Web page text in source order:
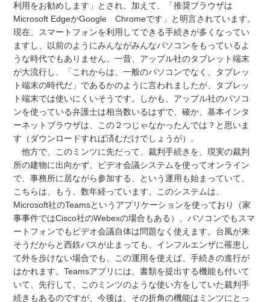
利用をお勧めします」とされ、加えて、「推奨ブラウザは
Microsoft EdgeかGoogle Chromeです」と明言されています。
現在、スマートフォンを利用してできる手続きが多くなってい
ますし、以前のようにみんながみんなパソコンをもっているよ
うな時代でもありません。一昔、アップル社のタブレット端末
が大流行し、「これからは、一般のパソコンでなく、タブレッ
ト端末の時代だ」であるかのように言われましたが、タブレッ
ト端末では使いにくいそうです。しかも、アップル社のパソコ
ンを使っている弁護士は相当数いるはずで、確か、基本インタ
ーネットブラウザは、この２つじゃなかったんでは？と思いま
す（ダウンロードすれば済むだけでしょうが）。
他方で、このミンツに先だって、裁判手続きを、現実の裁判
所の建物に出向かず、ビデオ会議システムを使ってオンライン
で、事務所に居ながら参加する、という運用も始まっていて、
こちらは、もう、数年経っています。このシステムは、
Microsoft社のTeamsというアプリケーションを使っており（家
事事件ではCisco社のWebexの場合もある）、パソコンでもスマ
ートフォンでもビデオ会議自体は問題なく使えます。台風が来
そうだからと西鉄バスが止まっても、インフルエンザに罹患し
て外を歩けない場合でも、この運用を使えば、手続きの進行が
はかれます。Teamsアプリには、書類を提出する機能も付いて
いて、先行して、このミンツのような使い方をしていた裁判手
続きもあるのですが、今後は、その折角の機能はミンツにとっ